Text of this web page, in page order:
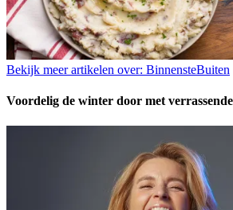
Bekijk meer artikelen over: BinnensteBuiten
Voordelig de winter door met